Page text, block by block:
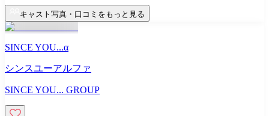
キャスト写真・口コミをもっと見る
SINCE YOU...α
シンスユーアルファ
SINCE YOU... GROUP